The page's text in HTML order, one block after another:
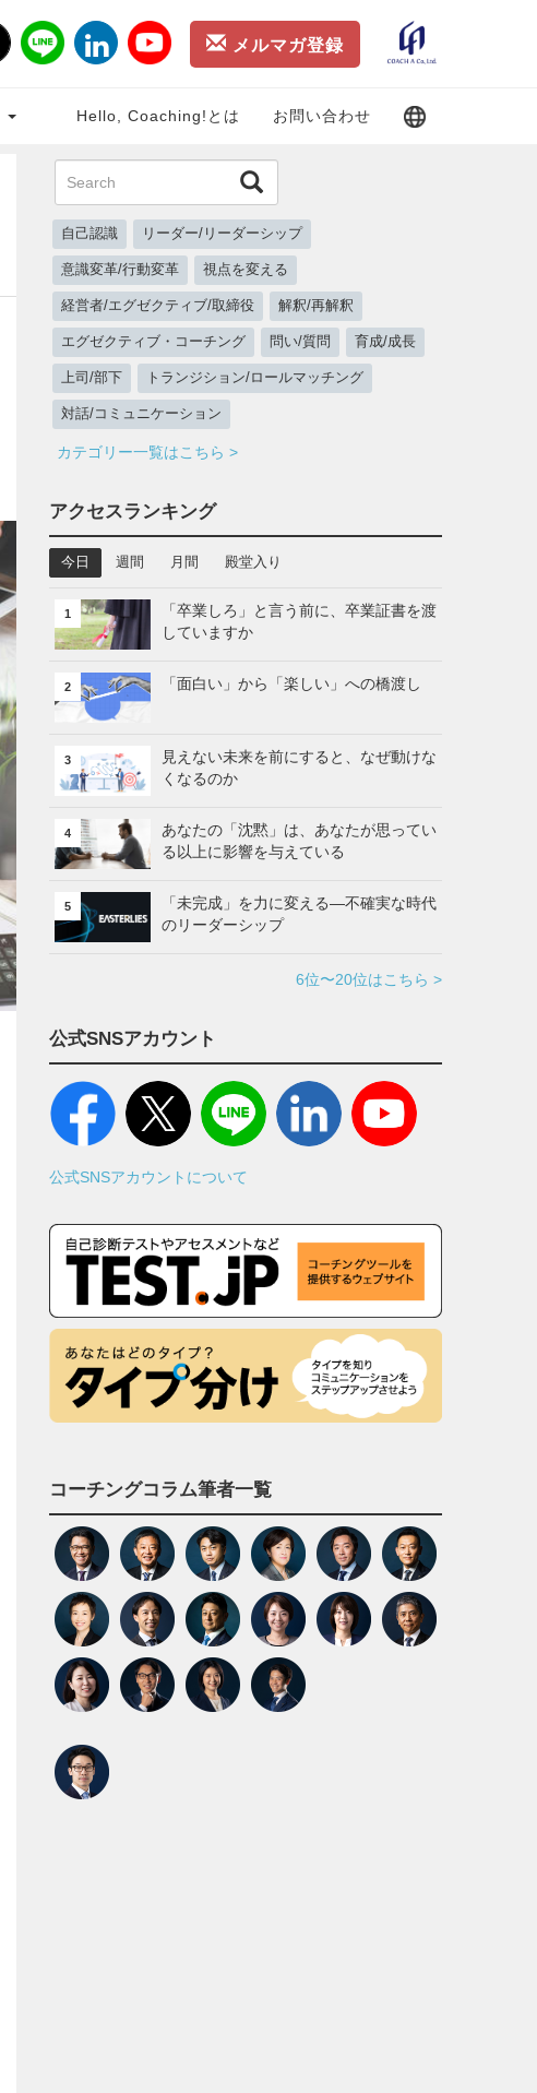
メルマガ登録
Hello, Coaching!とは お問い合わせ
自己認識 リーダー/リーダーシップ
意識変革/行動変革 視点を変える
経営者/エグゼクティブ/取締役 解釈/再解釈
エグゼクティブ・コーチング 問い/質問 育成/成長
上司/部下 トランジション/ロールマッチング
対話/コミュニケーション
カテゴリー一覧はこちら >
アクセスランキング
今日 週間 月間 殿堂入り
1
「卒業しろ」と言う前に、卒業証書を渡
していますか
2 「面白い」から「楽しい」への橋渡し
3
見えない未来を前にすると、なぜ動けな
くなるのか
4
あなたの「沈黙」は、あなたが思ってい
る以上に影響を与えている
5
「未完成」を力に変える—不確実な時代
のリーダーシップ
6位〜20位はこちら >
公式SNSアカウント
公式SNSアカウントについて
コーチングコラム筆者一覧